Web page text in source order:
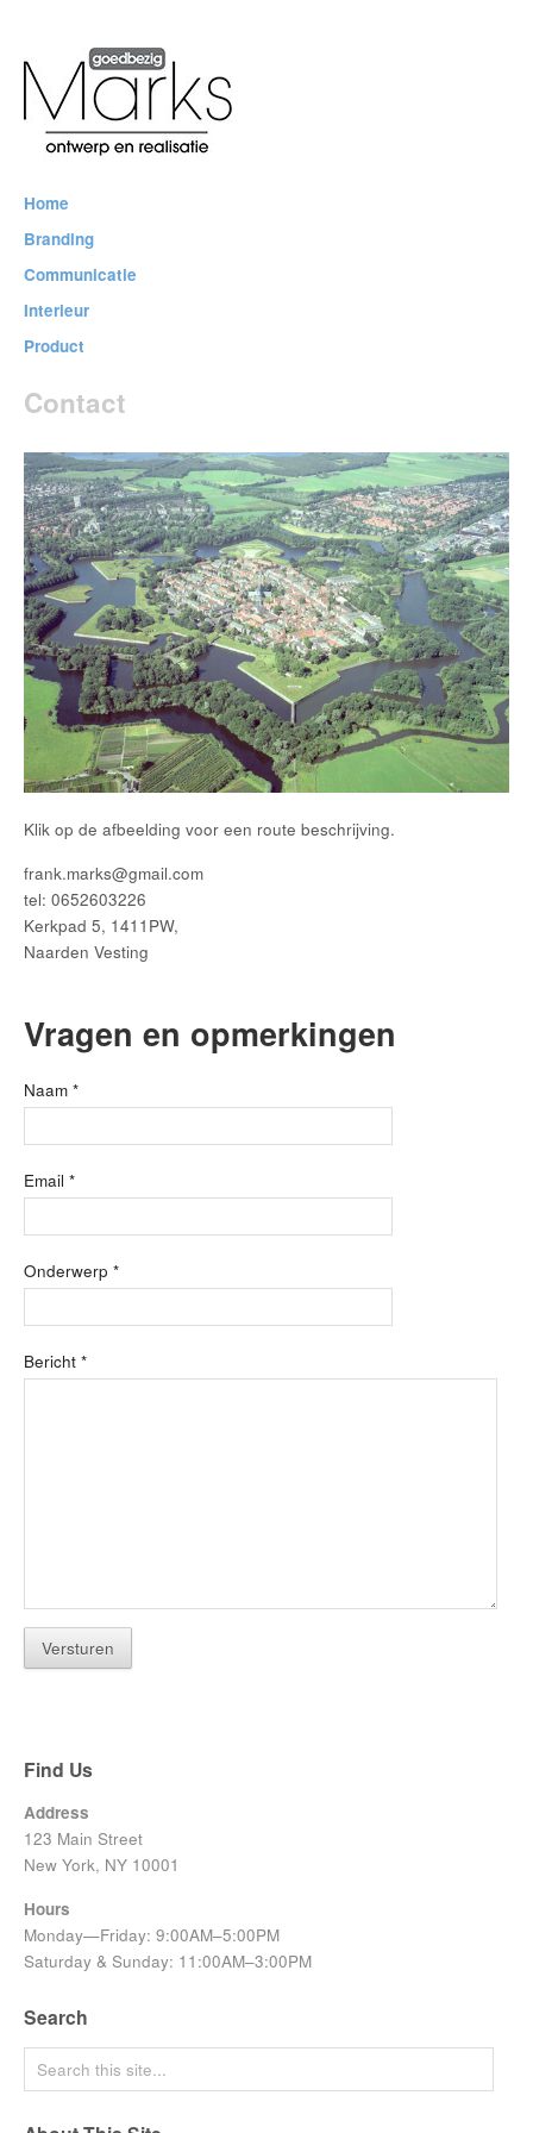
Marks
Home
Branding
Communicatie
Interieur
Product
Contact
Klik op de afbeelding voor een route beschrijving.
frank.marks@gmail.com
tel: 0652603226
Kerkpad 5, 1411PW,
Naarden Vesting
Vragen en opmerkingen
Naam *
Email *
Onderwerp *
Bericht *
Find Us
Address
123 Main Street
New York, NY 10001
Hours
Monday—Friday: 9:00AM–5:00PM
Saturday & Sunday: 11:00AM–3:00PM
Search